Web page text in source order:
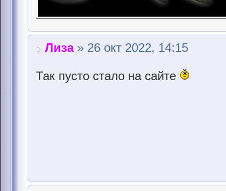
Лиза» 26 окт 2022, 14:15
Так пусто стало на сайте